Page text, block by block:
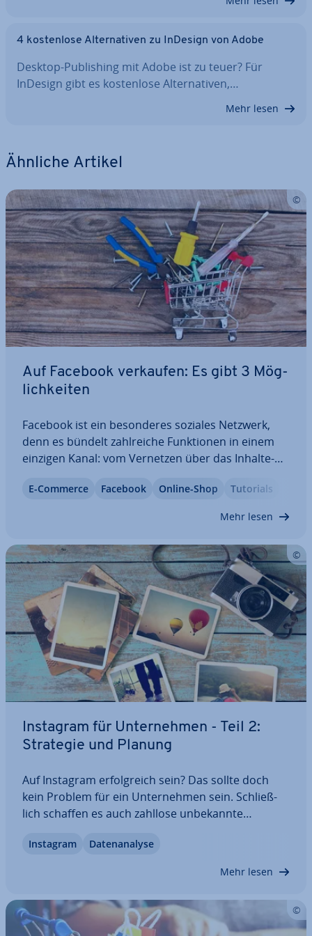
4 kos­ten­lo­se Al­ter­na­ti­ven zu InDesign von Adobe
Desktop-Pu­bli­shing mit Adobe ist zu teuer? Für
InDesign gibt es kos­ten­lo­se Al­ter­na­ti­ven,…
Mehr lesen
Ähnliche Artikel
Auf Facebook verkaufen: Es gibt 3 Mög­
lich­kei­ten
Facebook ist ein be­son­de­res soziales Netzwerk,
denn es bündelt zahl­rei­che Funk­tio­nen in einem
einzigen Kanal: vom Vernetzen über das Inhalte-
gleich mehrere Wege, Produkte auf Facebook zu
E-Commerce Facebook Online-Shop Tutorials
Mehr lesen
Instagram für Un­ter­neh­men - Teil 2:
Strategie und Planung
Auf Instagram er­folg­reich sein? Das sollte doch
kein Problem für ein Un­ter­neh­men sein. Schließ­
lich schaffen es auch zahllose un­be­kann­te
In­fluen­cern auf­zu­stei­gen und mit ihren Mode-
Instagram Da­ten­ana­ly­se
Mehr lesen